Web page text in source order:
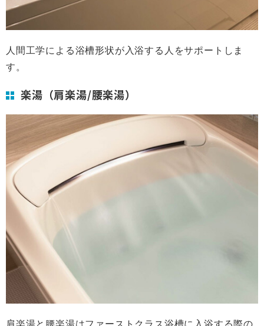
人間工学による浴槽形状が入浴する人をサポートしま
す。
楽湯（肩楽湯/腰楽湯）